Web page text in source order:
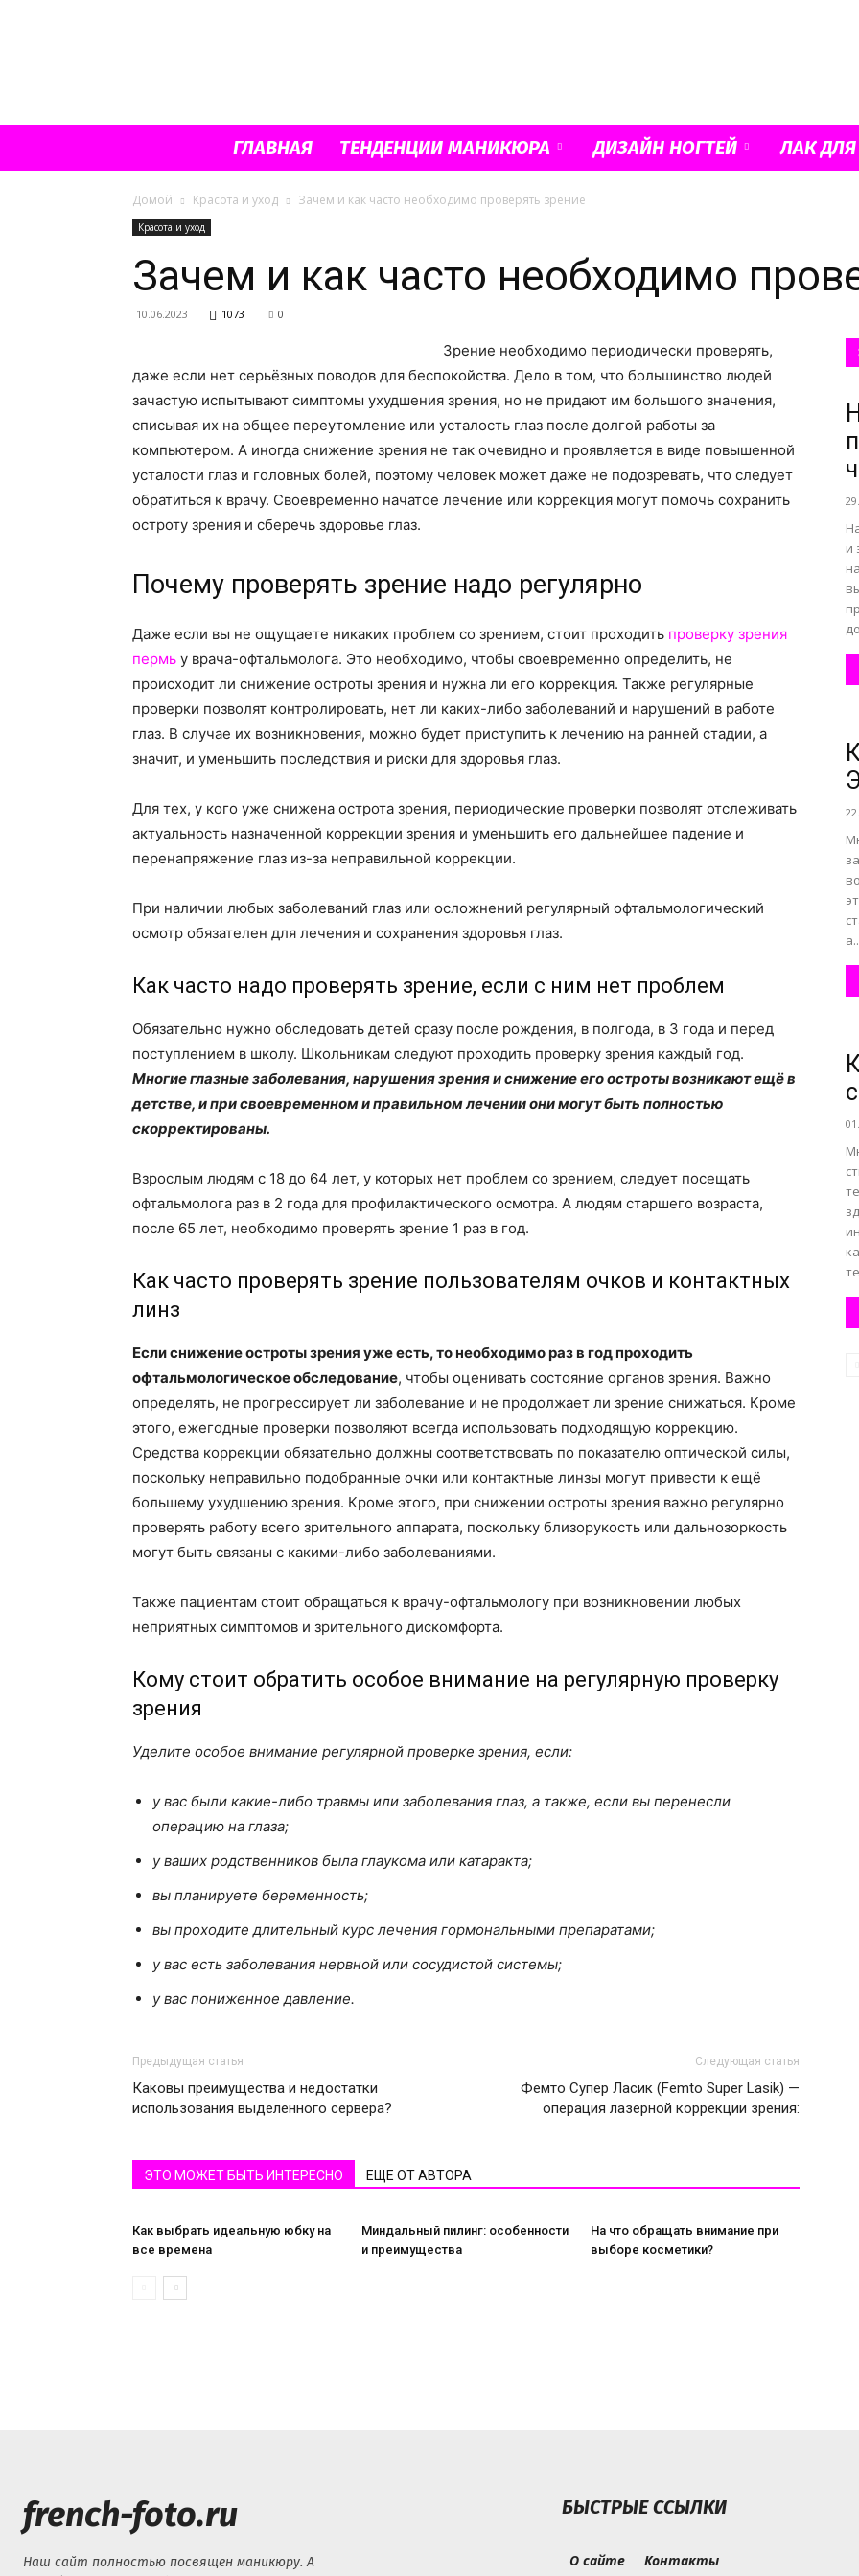
Французский
и
все
нем
ГЛАВНАЯ ТЕНДЕНЦИИ МАНИКЮРА ДИЗАЙН НОГТЕЙ ЛАК
Домой Красота и уход Зачем и как часто необходимо проверять зрение
Красота и уход
Зачем и как часто необходимо
10.06.2023 1073 0
Зрение необходимо периодически проверять,
даже если нет серьёзных поводов для беспокойства. Дело в том, что большинство людей
зачастую испытывают симптомы ухудшения зрения, но не придают им большого значения,
списывая их на общее переутомление или усталость глаз после долгой работы за
компьютером. А иногда снижение зрения не так очевидно и проявляется в виде повышенной
усталости глаз и головных болей, поэтому человек может даже не подозревать, что следует
обратиться к врачу. Своевременно начатое лечение или коррекция могут помочь сохранить
остроту зрения и сберечь здоровье глаз.
Почему проверять зрение надо регулярно
Даже если вы не ощущаете никаких проблем со зрением, стоит проходить проверку зрения
пермь у врача-офтальмолога. Это необходимо, чтобы своевременно определить, не
происходит ли снижение остроты зрения и нужна ли его коррекция. Также регулярные
проверки позволят контролировать, нет ли каких-либо заболеваний и нарушений в работе
глаз. В случае их возникновения, можно будет приступить к лечению на ранней стадии, а
значит, и уменьшить последствия и риски для здоровья глаз.
Для тех, у кого уже снижена острота зрения, периодические проверки позволят отслеживать
актуальность назначенной коррекции зрения и уменьшить его дальнейшее падение и
перенапряжение глаз из-за неправильной коррекции.
При наличии любых заболеваний глаз или осложнений регулярный офтальмологический
осмотр обязателен для лечения и сохранения здоровья глаз.
Как часто надо проверять зрение, если с ним нет проблем
Обязательно нужно обследовать детей сразу после рождения, в полгода, в 3 года и перед
поступлением в школу. Школьникам следуют проходить проверку зрения каждый год.
Многие глазные заболевания, нарушения зрения и снижение его остроты возникают ещё в
детстве, и при своевременном и правильном лечении они могут быть полностью
скорректированы.
Взрослым людям с 18 до 64 лет, у которых нет проблем со зрением, следует посещать
офтальмолога раз в 2 года для профилактического осмотра. А людям старшего возраста,
после 65 лет, необходимо проверять зрение 1 раз в год.
Как часто проверять зрение пользователям очков и контактных
линз
Если снижение остроты зрения уже есть, то необходимо раз в год проходить
офтальмологическое обследование, чтобы оценивать состояние органов зрения. Важно
определять, не прогрессирует ли заболевание и не продолжает ли зрение снижаться. Кроме
этого, ежегодные проверки позволяют всегда использовать подходящую коррекцию.
Средства коррекции обязательно должны соответствовать по показателю оптической силы,
поскольку неправильно подобранные очки или контактные линзы могут привести к ещё
большему ухудшению зрения. Кроме этого, при снижении остроты зрения важно регулярно
проверять работу всего зрительного аппарата, поскольку близорукость или дальнозоркость
могут быть связаны с какими-либо заболеваниями.
Также пациентам стоит обращаться к врачу-офтальмологу при возникновении любых
неприятных симптомов и зрительного дискомфорта.
Кому стоит обратить особое внимание на регулярную проверку
зрения
Уделите особое внимание регулярной проверке зрения, если:
у вас были какие-либо травмы или заболевания глаз, а также, если вы перенесли
операцию на глаза;
у ваших родственников была глаукома или катаракта;
вы планируете беременность;
вы проходите длительный курс лечения гормональными препаратами;
у вас есть заболевания нервной или сосудистой системы;
у вас пониженное давление.
Предыдущая статья
Каковы преимущества и недостатки
использования выделенного сервера?
Следующая статья
Фемто Супер Ласик (Femto Super Lasik) —
операция лазерной коррекции зрения:
ЭТО МОЖЕТ БЫТЬ ИНТЕРЕСНО ЕЩЕ ОТ АВТОРА
Как выбрать идеальную юбку на
все времена
Миндальный пилинг: особенности
и преимущества
На что обращать внимание при
выборе косметики?
и
french-foto.ru
Наш сайт полностью посвящен маникюру. А
БЫСТРЫЕ ССЫЛКИ
О сайте Контакты